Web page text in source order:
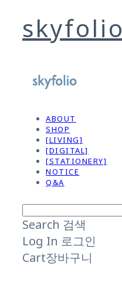
skyfolio
ABOUT
SHOP
[LIVING]
[DIGITAL]
[STATIONERY]
NOTICE
Q&A
Search 검색
Log In 로그인
Cart장바구니